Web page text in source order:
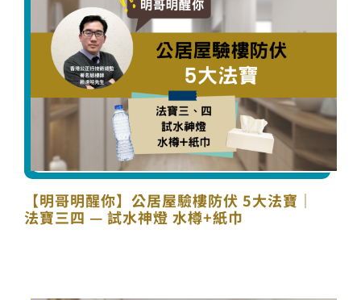
【明哥明醒你】公居屋驗樓防伏 5大法寶｜
法寶三四 — 試水神燈 水樽+紙巾